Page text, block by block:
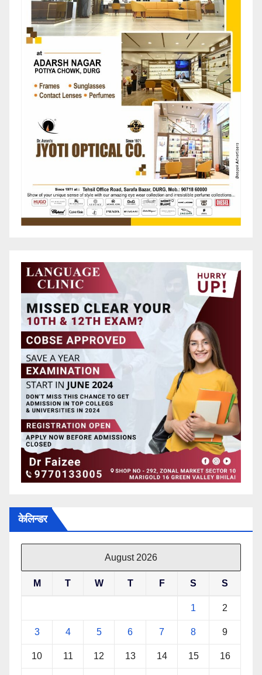
केलिन्डर
August 2026
M T W T F S S
1 2
3 4 5 6 7 8 9
10 11 12 13 14 15 16